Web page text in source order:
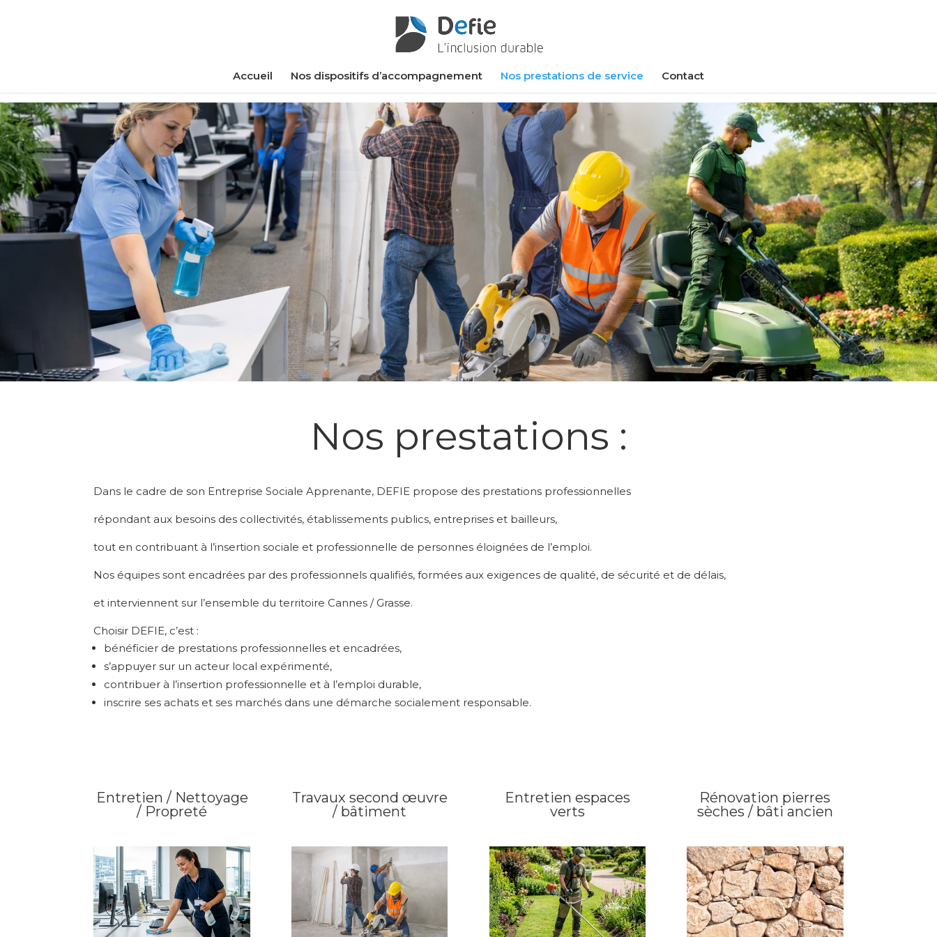
Accueil Nos dispositifs d’accompagnement Nos prestations de service Contact
Nos prestations :
Dans le cadre de son Entreprise Sociale Apprenante, DEFIE propose des prestations professionnelles
répondant aux besoins des collectivités, établissements publics, entreprises et bailleurs,
tout en contribuant à l’insertion sociale et professionnelle de personnes éloignées de l’emploi.
Nos équipes sont encadrées par des professionnels qualifiés, formées aux exigences de qualité, de sécurité et de délais,
et interviennent sur l’ensemble du territoire Cannes / Grasse.
Choisir DEFIE, c’est :
bénéficier de prestations professionnelles et encadrées,
s’appuyer sur un acteur local expérimenté,
contribuer à l’insertion professionnelle et à l’emploi durable,
inscrire ses achats et ses marchés dans une démarche socialement responsable.
Entretien / Nettoyage
/ Propreté
Travaux second œuvre
/ bâtiment
Entretien espaces
verts
Rénovation pierres
sèches / bâti ancien